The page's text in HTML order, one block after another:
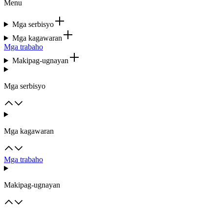
Menu
Mga serbisyo
Mga kagawaran
Mga trabaho
Makipag-ugnayan
Mga serbisyo
Mga kagawaran
Mga trabaho
Makipag-ugnayan